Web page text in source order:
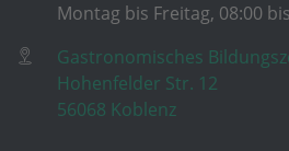
Montag bis Freitag, 08:00
Gastronomisches
Hohenfelder Str. 12
56068 Koblenz